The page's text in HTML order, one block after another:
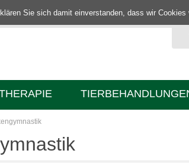
Sie sich damit einverstanden, dass wir Cookies